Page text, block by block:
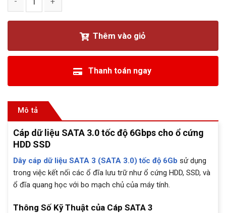
Thêm vào giỏ
Thanh toán ngay
Mô tả
Cáp dữ liệu SATA 3.0 tốc độ 6Gbps cho ổ cứng
HDD SSD
Dây cáp dữ liệu SATA 3 (SATA 3.0) tốc độ 6Gb sử dụng
trong việc kết nối các ổ đĩa lưu trữ như ổ cứng HDD, SSD, và
ổ đĩa quang học với bo mạch chủ của máy tính.
Thông Số Kỹ Thuật của Cáp SATA 3